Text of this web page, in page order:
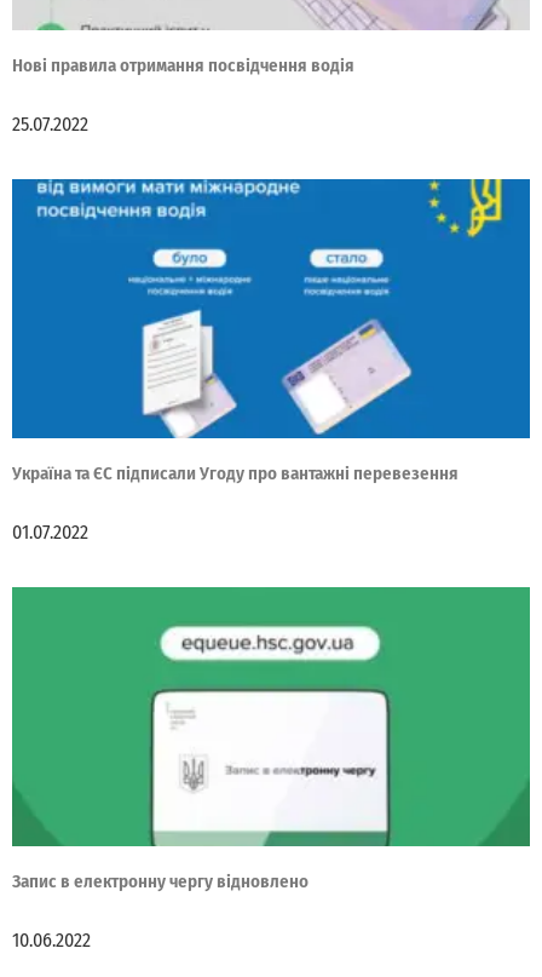
Нові правила отримання посвідчення водія
25.07.2022
Україна та ЄС підписали Угоду про вантажні перевезення
01.07.2022
Запис в електронну чергу відновлено
10.06.2022